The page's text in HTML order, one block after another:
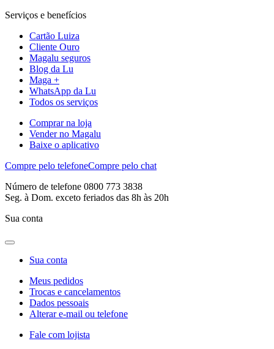
Serviços e benefícios
Cartão Luiza
Cliente Ouro
Magalu seguros
Blog da Lu
Maga +
WhatsApp da Lu
Todos os serviços
Comprar na loja
Vender no Magalu
Baixe o aplicativo
Compre pelo telefoneCompre pelo chat
Número de telefone 0800 773 3838
Seg. à Dom. exceto feriados das 8h às 20h
Sua conta
Sua conta
Meus pedidos
Trocas e cancelamentos
Dados pessoais
Alterar e-mail ou telefone
Fale com lojista